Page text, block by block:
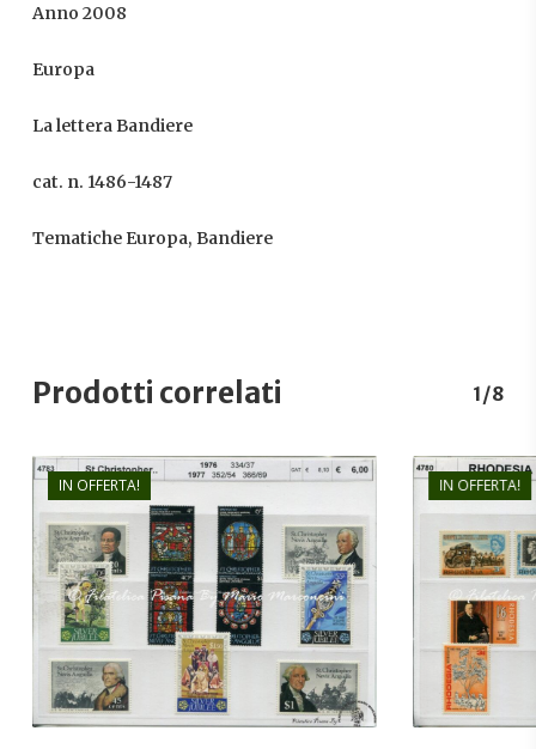
Anno 2008
Europa
La lettera Bandiere
cat. n. 1486-1487
Tematiche Europa, Bandiere
Prodotti correlati 1/8
IN OFFERTA!
€6,00
€4,00
IN OFFERTA!